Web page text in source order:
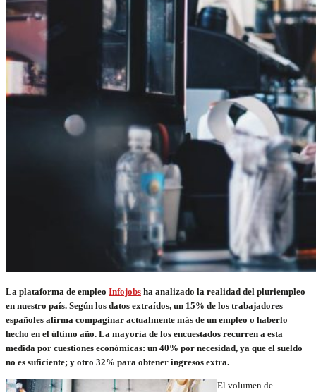
La plataforma de empleo Infojobs ha analizado la realidad del pluriempleo
en nuestro país. Según los datos extraídos, un 15% de los trabajadores
españoles afirma compaginar actualmente más de un empleo o haberlo
hecho en el último año. La mayoría de los encuestados recurren a esta
medida por cuestiones económicas: un 40% por necesidad, ya que el sueldo
no es suficiente; y otro 32% para obtener ingresos extra.
El volumen de